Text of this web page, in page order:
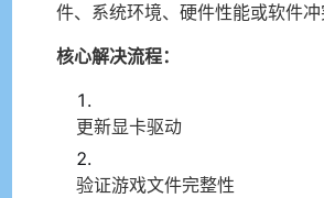
件、系统环境、硬件性能或软件冲
核心解决流程：
更新显卡驱动
验证游戏文件完整性